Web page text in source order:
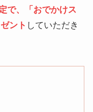
で、「おでかけス
ント していただき